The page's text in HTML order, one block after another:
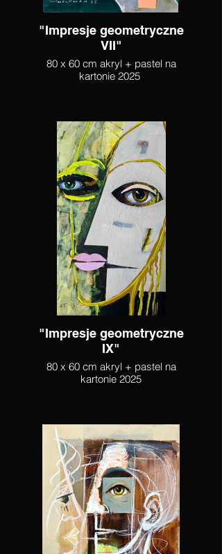
"Impresje geometryczne
VII"
80 x 60 cm akryl + pastel na
kartonie 2025
"Impresje geometryczne
IX"
80 x 60 cm akryl + pastel na
kartonie 2025